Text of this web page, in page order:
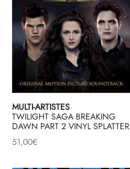
MULTI-ARTISTES
TWILIGHT SAGA BREAKING
DAWN PART 2 VINYL SPLATTER
51,00€